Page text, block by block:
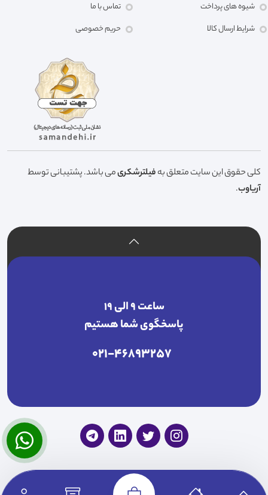
شیوه های پرداخت
شرایط ارسال کالا
تماس با ما
حریم خصوصی
کلی حقوق این سایت متعلق بهفیلترشکریمی باشد. پشتیبانی توسط
آریاوب.
ساعت ۹ الی ۱۹
پاسخگوی شما هستیم
021-46893257